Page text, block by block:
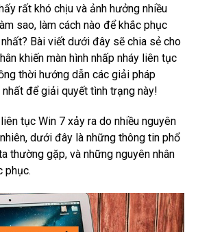
rất khó chịu và ảnh hưởng nhiều
sao, làm cách nào để khắc phục
Bài viết dưới đây sẽ chia sẻ cho
khiến màn hình nhấp nháy liên tục
thời hướng dẫn các giải pháp
nhất để giải quyết tình trạng này!
tục Win 7 xảy ra do nhiều nguyên
dưới đây là những thông tin phổ
thường gặp, và những nguyên nhân
phục.